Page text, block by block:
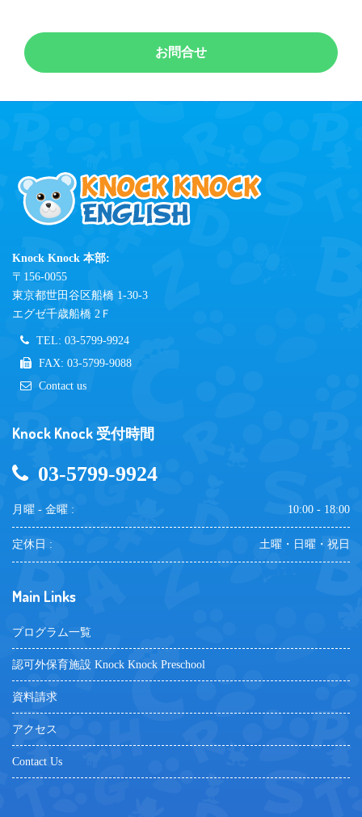
お問合せ
Knock Knock 本部:
〒156-0055
東京都世田谷区船橋 1-30-3
エグゼ千歳船橋 2Ｆ
TEL: 03-5799-9924
FAX: 03-5799-9088
Contact us
Knock Knock 受付時間
03-5799-9924
月曜 - 金曜 : 10:00 - 18:00
定休日 : 土曜・日曜・祝日
Main Links
プログラム一覧
認可外保育施設 Knock Knock Preschool
資料請求
アクセス
Contact Us